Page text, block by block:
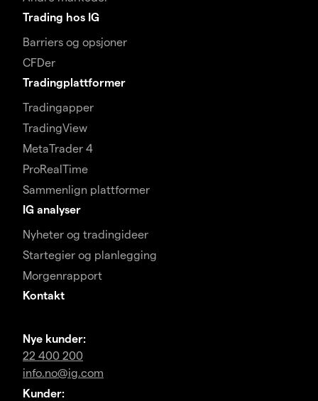
Trading hos IG
Barriers og opsjoner
CFDer
Tradingplattformer
Tradingapper
TradingView
MetaTrader 4
ProRealTime
Sammenlign plattformer
IG analyser
Nyheter og tradingideer
Startegier og planlegging
Morgenrapport
Kontakt
Nye kunder:
22 400 200
info.no@ig.com
Kunder: